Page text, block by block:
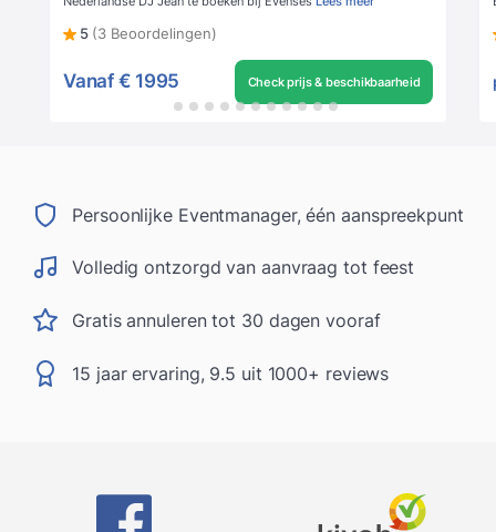
5 (3 Beoordelingen)
Vanaf € 1995 Check prijs & beschikbaarheid
Persoonlijke Eventmanager, één aanspreekpunt
Volledig ontzorgd van aanvraag tot feest
Gratis annuleren tot 30 dagen vooraf
15 jaar ervaring, 9.5 uit 1000+ reviews